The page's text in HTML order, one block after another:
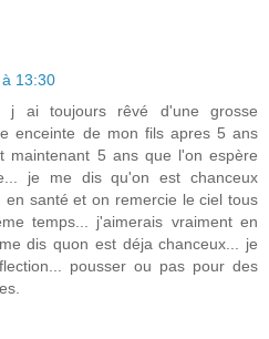
13:30
j ai toujours rêvé d'une grosse
enceinte de mon fils apres 5 ans
maintenant 5 ans que l'on espère
je me dis qu'on est chanceux
santé et on remercie le ciel tous
temps... j'aimerais vraiment en
dis quon est déja chanceux... je
pousser ou pas pour des